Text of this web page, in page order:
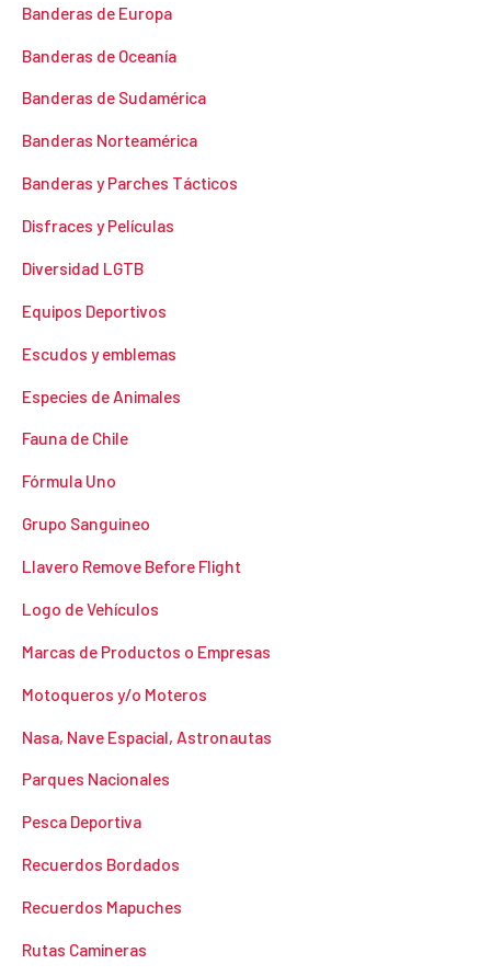
Banderas de Europa
Banderas de Oceanía
Banderas de Sudamérica
Banderas Norteamérica
Banderas y Parches Tácticos
Disfraces y Películas
Diversidad LGTB
Equipos Deportivos
Escudos y emblemas
Especies de Animales
Fauna de Chile
Fórmula Uno
Grupo Sanguineo
Llavero Remove Before Flight
Logo de Vehículos
Marcas de Productos o Empresas
Motoqueros y/o Moteros
Nasa, Nave Espacial, Astronautas
Parques Nacionales
Pesca Deportiva
Recuerdos Bordados
Recuerdos Mapuches
Rutas Camineras